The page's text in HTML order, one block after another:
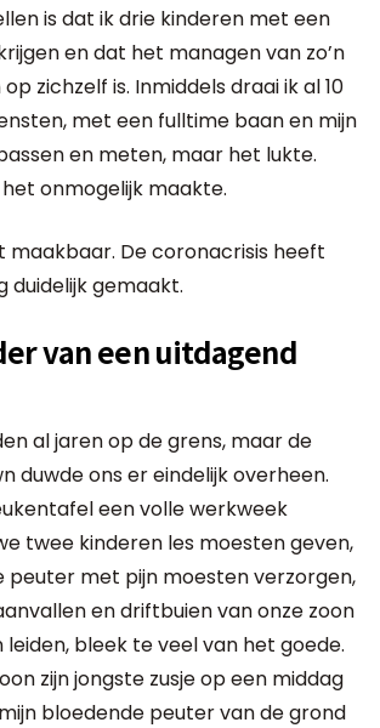
is dat ik drie kinderen met een
en dat het managen van zo’n
zichzelf is. Inmiddels draai ik al 10
met een fulltime baan en mijn
en meten, maar het lukte.
onmogelijk maakte.
maakbaar. De coronacrisis heeft
duidelijk gemaakt.
van een uitdagend
al jaren op de grens, maar de
duwde ons er eindelijk overheen.
een volle werkweek
twee kinderen les moesten geven,
peuter met pijn moesten verzorgen,
en driftbuien van onze zoon
leiden, bleek te veel van het goede.
zijn jongste zusje op een middag
bloedende peuter van de grond